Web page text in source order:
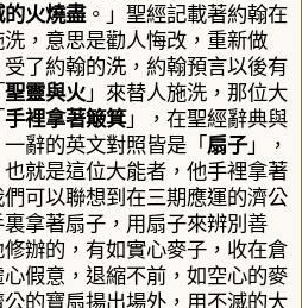
火燒盡。」 聖經記載著約翰在
，意思是勸人悔改，重新做
了約翰的洗，約翰預言以後有
聖靈與火」來替人施洗，那位大
手裡拿著簸箕」，在聖經辭典與
一辭的英文對照皆是「 扇子」，
就是這位大能者，他手裡拿著
可以聯想到在三期應運的濟公
拿著扇子，用扇子來辨別善
辦的，有如實心麥子，收在倉
假意，退縮不前，如空心的麥
的寶扇揚出場外，用不滅的大